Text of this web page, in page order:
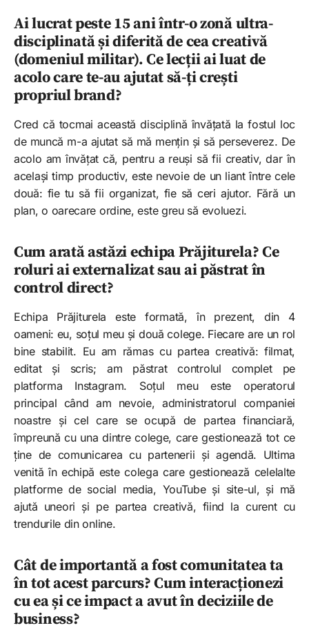
Ai lucrat peste 15 ani într-o zonă ultra-
disciplinată și diferită de cea creativă
(domeniul militar). Ce lecții ai luat de
acolo care te-au ajutat să-ți crești
propriul brand?
Cred că tocmai această disciplină învățată la fostul loc
de muncă m-a ajutat să mă mențin și să perseverez. De
acolo am învățat că, pentru a reuși să fii creativ, dar în
același timp productiv, este nevoie de un liant între cele
două: fie tu să fii organizat, fie să ceri ajutor. Fără un
plan, o oarecare ordine, este greu să evoluezi.
Cum arată astăzi echipa Prăjiturela? Ce
roluri ai externalizat sau ai păstrat în
control direct?
Echipa Prăjiturela este formată, în prezent, din 4
oameni: eu, soțul meu și două colege. Fiecare are un rol
bine stabilit. Eu am rămas cu partea creativă: filmat,
editat și scris; am păstrat controlul complet pe
platforma Instagram. Soțul meu este operatorul
principal când am nevoie, administratorul companiei
noastre și cel care se ocupă de partea financiară,
împreună cu una dintre colege, care gestionează tot ce
ține de comunicarea cu partenerii și agendă. Ultima
venită în echipă este colega care gestionează celelalte
platforme de social media, YouTube și site-ul, și mă
ajută uneori și pe partea creativă, fiind la curent cu
trendurile din online.
Cât de importantă a fost comunitatea ta
în tot acest parcurs? Cum interacționezi
cu ea și ce impact a avut în deciziile de
business?